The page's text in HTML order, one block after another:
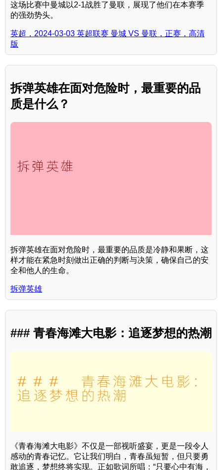
这场比赛中曼城以2-1战胜了曼联，展现了他们在本赛季
的强劲势头。
英超，2024-03-03 英超联赛 曼城 VS 曼联，正赛，高清
版
拆弹英雄在面对危险时，最重要的品
质是什么？
拆弹英雄在面对危险时，最重要的品质是冷静和果断，这
样才能在紧急时刻做出正确的判断与决策，确保自己的安
全和他人的生命。
拆弹英雄
### 青春海滩大电影：追逐梦想的热潮
《青春海滩大电影》不仅是一部视听盛宴，更是一段令人
感动的青春记忆。它让我们明白，青春虽短暂，但只要勇
敢追逐，梦想终将实现。正如歌词所唱：“只要心中有海，